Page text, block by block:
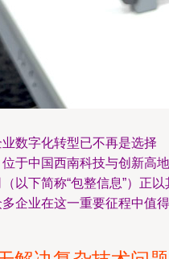
数字化转型已不再是选择
于中国西南科技与创新高地
以下简称“包整信息”）正以
企业在这一重要征程中值得